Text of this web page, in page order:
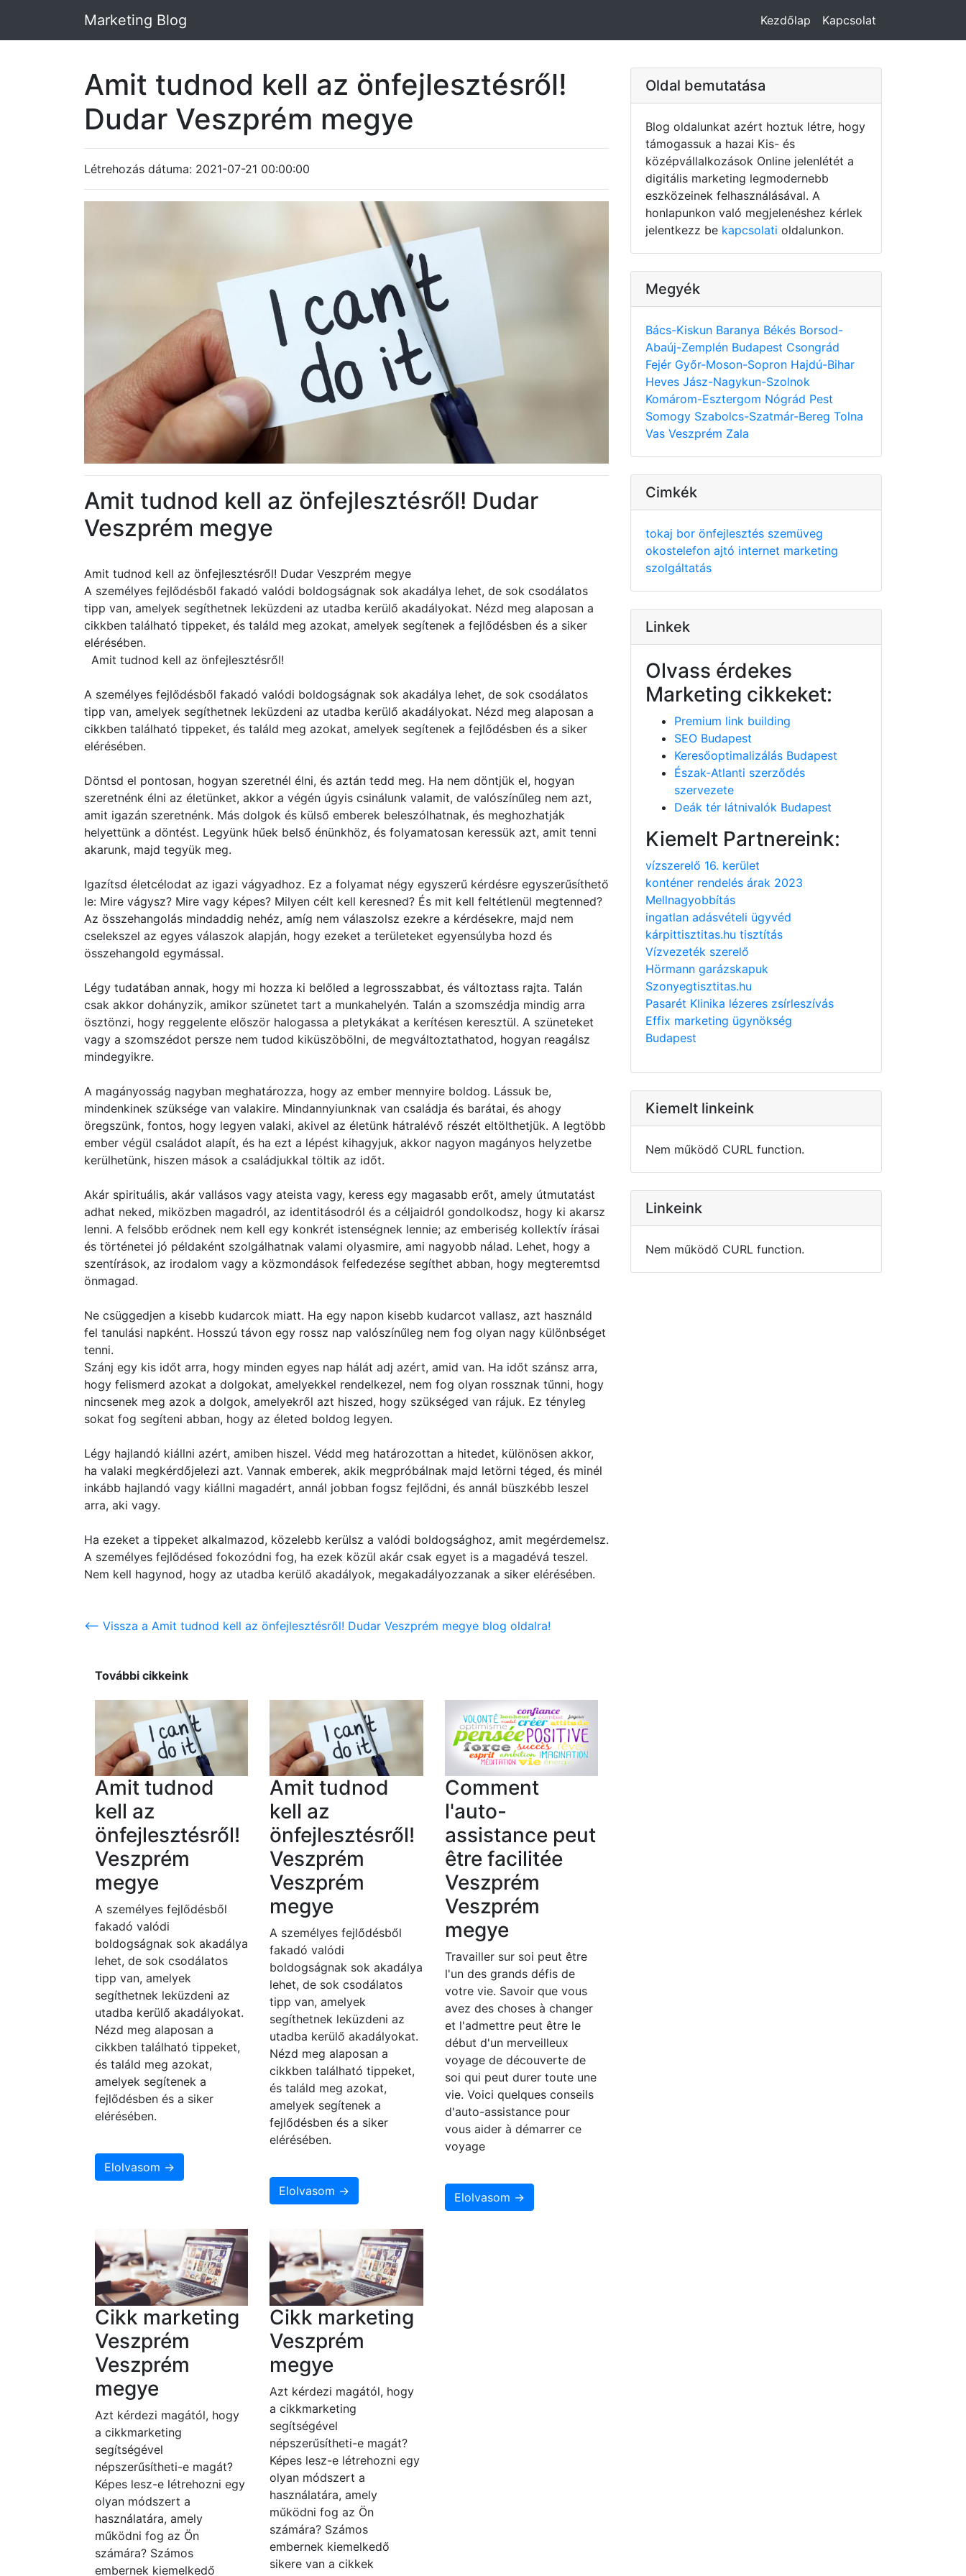
Marketing Blog Kezdőlap Kapcsolat
Amit tudnod kell az önfejlesztésről!
Dudar Veszprém megye
Létrehozás dátuma: 2021-07-21 00:00:00
Amit tudnod kell az önfejlesztésről! Dudar
Veszprém megye
Amit tudnod kell az önfejlesztésről! Dudar Veszprém megye
A személyes fejlődésből fakadó valódi boldogságnak sok akadálya lehet, de sok csodálatos
tipp van, amelyek segíthetnek leküzdeni az utadba kerülő akadályokat. Nézd meg alaposan a
cikkben található tippeket, és találd meg azokat, amelyek segítenek a fejlődésben és a siker
elérésében.
Amit tudnod kell az önfejlesztésről!
A személyes fejlődésből fakadó valódi boldogságnak sok akadálya lehet, de sok csodálatos
tipp van, amelyek segíthetnek leküzdeni az utadba kerülő akadályokat. Nézd meg alaposan a
cikkben található tippeket, és találd meg azokat, amelyek segítenek a fejlődésben és a siker
elérésében.
Döntsd el pontosan, hogyan szeretnél élni, és aztán tedd meg. Ha nem döntjük el, hogyan
szeretnénk élni az életünket, akkor a végén úgyis csinálunk valamit, de valószínűleg nem azt,
amit igazán szeretnénk. Más dolgok és külső emberek beleszólhatnak, és meghozhatják
helyettünk a döntést. Legyünk hűek belső énünkhöz, és folyamatosan keressük azt, amit tenni
akarunk, majd tegyük meg.
Igazítsd életcélodat az igazi vágyadhoz. Ez a folyamat négy egyszerű kérdésre egyszerűsíthető
le: Mire vágysz? Mire vagy képes? Milyen célt kell keresned? És mit kell feltétlenül megtenned?
Az összehangolás mindaddig nehéz, amíg nem válaszolsz ezekre a kérdésekre, majd nem
cselekszel az egyes válaszok alapján, hogy ezeket a területeket egyensúlyba hozd és
összehangold egymással.
Légy tudatában annak, hogy mi hozza ki belőled a legrosszabbat, és változtass rajta. Talán
csak akkor dohányzik, amikor szünetet tart a munkahelyén. Talán a szomszédja mindig arra
ösztönzi, hogy reggelente először halogassa a pletykákat a kerítésen keresztül. A szüneteket
vagy a szomszédot persze nem tudod kiküszöbölni, de megváltoztathatod, hogyan reagálsz
mindegyikre.
A magányosság nagyban meghatározza, hogy az ember mennyire boldog. Lássuk be,
mindenkinek szüksége van valakire. Mindannyiunknak van családja és barátai, és ahogy
öregszünk, fontos, hogy legyen valaki, akivel az életünk hátralévő részét eltölthetjük. A legtöbb
ember végül családot alapít, és ha ezt a lépést kihagyjuk, akkor nagyon magányos helyzetbe
kerülhetünk, hiszen mások a családjukkal töltik az időt.
Akár spirituális, akár vallásos vagy ateista vagy, keress egy magasabb erőt, amely útmutatást
adhat neked, miközben magadról, az identitásodról és a céljaidról gondolkodsz, hogy ki akarsz
lenni. A felsőbb erődnek nem kell egy konkrét istenségnek lennie; az emberiség kollektív írásai
és történetei jó példaként szolgálhatnak valami olyasmire, ami nagyobb nálad. Lehet, hogy a
szentírások, az irodalom vagy a közmondások felfedezése segíthet abban, hogy megteremtsd
önmagad.
Ne csüggedjen a kisebb kudarcok miatt. Ha egy napon kisebb kudarcot vallasz, azt használd
fel tanulási napként. Hosszú távon egy rossz nap valószínűleg nem fog olyan nagy különbséget
tenni.
Szánj egy kis időt arra, hogy minden egyes nap hálát adj azért, amid van. Ha időt szánsz arra,
hogy felismerd azokat a dolgokat, amelyekkel rendelkezel, nem fog olyan rossznak tűnni, hogy
nincsenek meg azok a dolgok, amelyekről azt hiszed, hogy szükséged van rájuk. Ez tényleg
sokat fog segíteni abban, hogy az életed boldog legyen.
Légy hajlandó kiállni azért, amiben hiszel. Védd meg határozottan a hitedet, különösen akkor,
ha valaki megkérdőjelezi azt. Vannak emberek, akik megpróbálnak majd letörni téged, és minél
inkább hajlandó vagy kiállni magadért, annál jobban fogsz fejlődni, és annál büszkébb leszel
arra, aki vagy.
Ha ezeket a tippeket alkalmazod, közelebb kerülsz a valódi boldogsághoz, amit megérdemelsz.
A személyes fejlődésed fokozódni fog, ha ezek közül akár csak egyet is a magadévá teszel.
Nem kell hagynod, hogy az utadba kerülő akadályok, megakadályozzanak a siker elérésében.
<-- Vissza a Amit tudnod kell az önfejlesztésről! Dudar Veszprém megye blog oldalra!
További cikkeink
Amit tudnod
kell az
önfejlesztésről!
Veszprém
megye
A személyes fejlődésből
fakadó valódi
boldogságnak sok akadálya
lehet, de sok csodálatos
tipp van, amelyek
segíthetnek leküzdeni az
utadba kerülő akadályokat.
Nézd meg alaposan a
cikkben található tippeket,
és találd meg azokat,
amelyek segítenek a
fejlődésben és a siker
elérésében.
Elolvasom →
Amit tudnod
kell az
önfejlesztésről!
Veszprém
Veszprém
megye
A személyes fejlődésből
fakadó valódi
boldogságnak sok akadálya
lehet, de sok csodálatos
tipp van, amelyek
segíthetnek leküzdeni az
utadba kerülő akadályokat.
Nézd meg alaposan a
cikkben található tippeket,
és találd meg azokat,
amelyek segítenek a
fejlődésben és a siker
elérésében.
Elolvasom →
Comment
l'auto-
assistance peut
être facilitée
Veszprém
Veszprém
megye
Travailler sur soi peut être
l'un des grands défis de
votre vie. Savoir que vous
avez des choses à changer
et l'admettre peut être le
début d'un merveilleux
voyage de découverte de
soi qui peut durer toute une
vie. Voici quelques conseils
d'auto-assistance pour
vous aider à démarrer ce
voyage
Elolvasom →
Cikk marketing
Veszprém
Veszprém
megye
Azt kérdezi magától, hogy
a cikkmarketing
segítségével
népszerűsítheti-e magát?
Képes lesz-e létrehozni egy
olyan módszert a
használatára, amely
működni fog az Ön
számára? Számos
embernek kiemelkedő
Cikk marketing
Veszprém
megye
Azt kérdezi magától, hogy
a cikkmarketing
segítségével
népszerűsítheti-e magát?
Képes lesz-e létrehozni egy
olyan módszert a
használatára, amely
működni fog az Ön
számára? Számos
embernek kiemelkedő
sikere van a cikkek
Oldal bemutatása
Blog oldalunkat azért hoztuk létre, hogy
támogassuk a hazai Kis- és
középvállalkozások Online jelenlétét a
digitális marketing legmodernebb
eszközeinek felhasználásával. A
honlapunkon való megjelenéshez kérlek
jelentkezz be kapcsolati oldalunkon.
Megyék
Bács-Kiskun Baranya Békés Borsod-
Abaúj-Zemplén Budapest Csongrád
Fejér Győr-Moson-Sopron Hajdú-Bihar
Heves Jász-Nagykun-Szolnok
Komárom-Esztergom Nógrád Pest
Somogy Szabolcs-Szatmár-Bereg Tolna
Vas Veszprém Zala
Cimkék
tokaj bor önfejlesztés szemüveg
okostelefon ajtó internet marketing
szolgáltatás
Linkek
Olvass érdekes
Marketing cikkeket:
Premium link building
SEO Budapest
Keresőoptimalizálás Budapest
Észak-Atlanti szerződés
szervezete
Deák tér látnivalók Budapest
Kiemelt Partnereink:
vízszerelő 16. kerület
konténer rendelés árak 2023
Mellnagyobbítás
ingatlan adásvételi ügyvéd
kárpittisztitas.hu tisztítás
Vízvezeték szerelő
Hörmann garázskapuk
Szonyegtisztitas.hu
Pasarét Klinika lézeres zsírleszívás
Effix marketing ügynökség
Budapest
Kiemelt linkeink
Nem működő CURL function.
Linkeink
Nem működő CURL function.